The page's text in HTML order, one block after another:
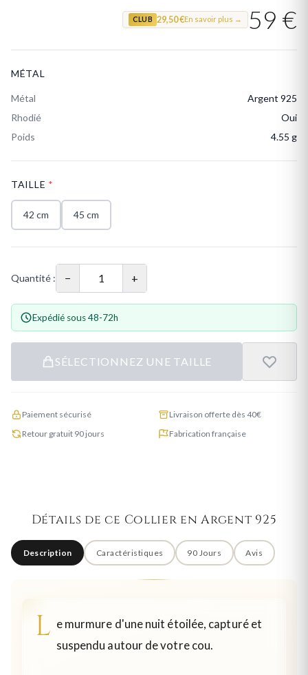
CLUB 29,50 €En savoir plus → 59 €
MÉTAL
Métal
Argent 925
Rhodié
Oui
Poids
4.55 g
TAILLE *
42 cm 45 cm
Quantité : − +
Expédié sous 48-72h
SÉLECTIONNEZ UNE TAILLE
Paiement sécurisé
Livraison offerte dès 40€
Retour gratuit 90 jours
Fabrication française
Détails de ce Collier en Argent 925
Description Caractéristiques 90 Jours Avis
L e murmure d'une nuit étoilée, capturé et
suspendu autour de votre cou.